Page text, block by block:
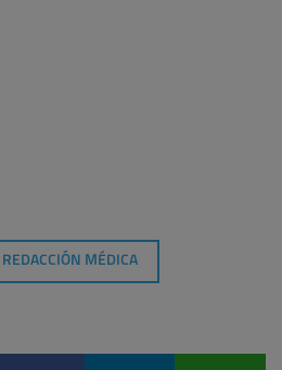
REDACCIÓN MÉDICA